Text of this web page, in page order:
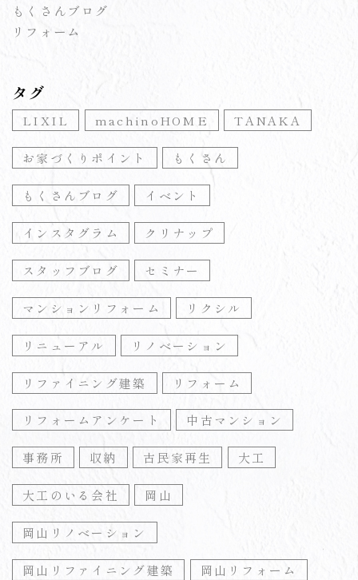
もくさんブログ
リフォーム
タグ
LIXIL machinoHOME TANAKA
お家づくりポイント もくさん
もくさんブログ イベント
インスタグラム クリナップ
スタッフブログ セミナー
マンションリフォーム リクシル
リニューアル リノベーション
リファイニング建築 リフォーム
リフォームアンケート 中古マンション
事務所 収納 古民家再生 大工
大工のいる会社 岡山
岡山リノベーション
岡山リファイニング建築 岡山リフォーム